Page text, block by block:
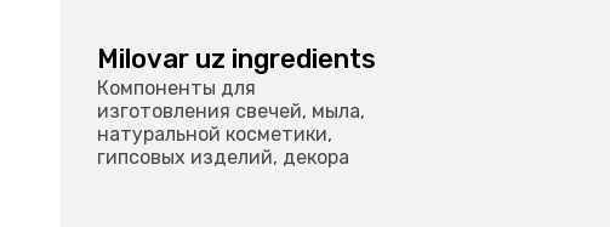
Milovar uz ingredients
Компоненты для
изготовления свечей, мыла,
натуральной косметики,
гипсовых изделий, декора